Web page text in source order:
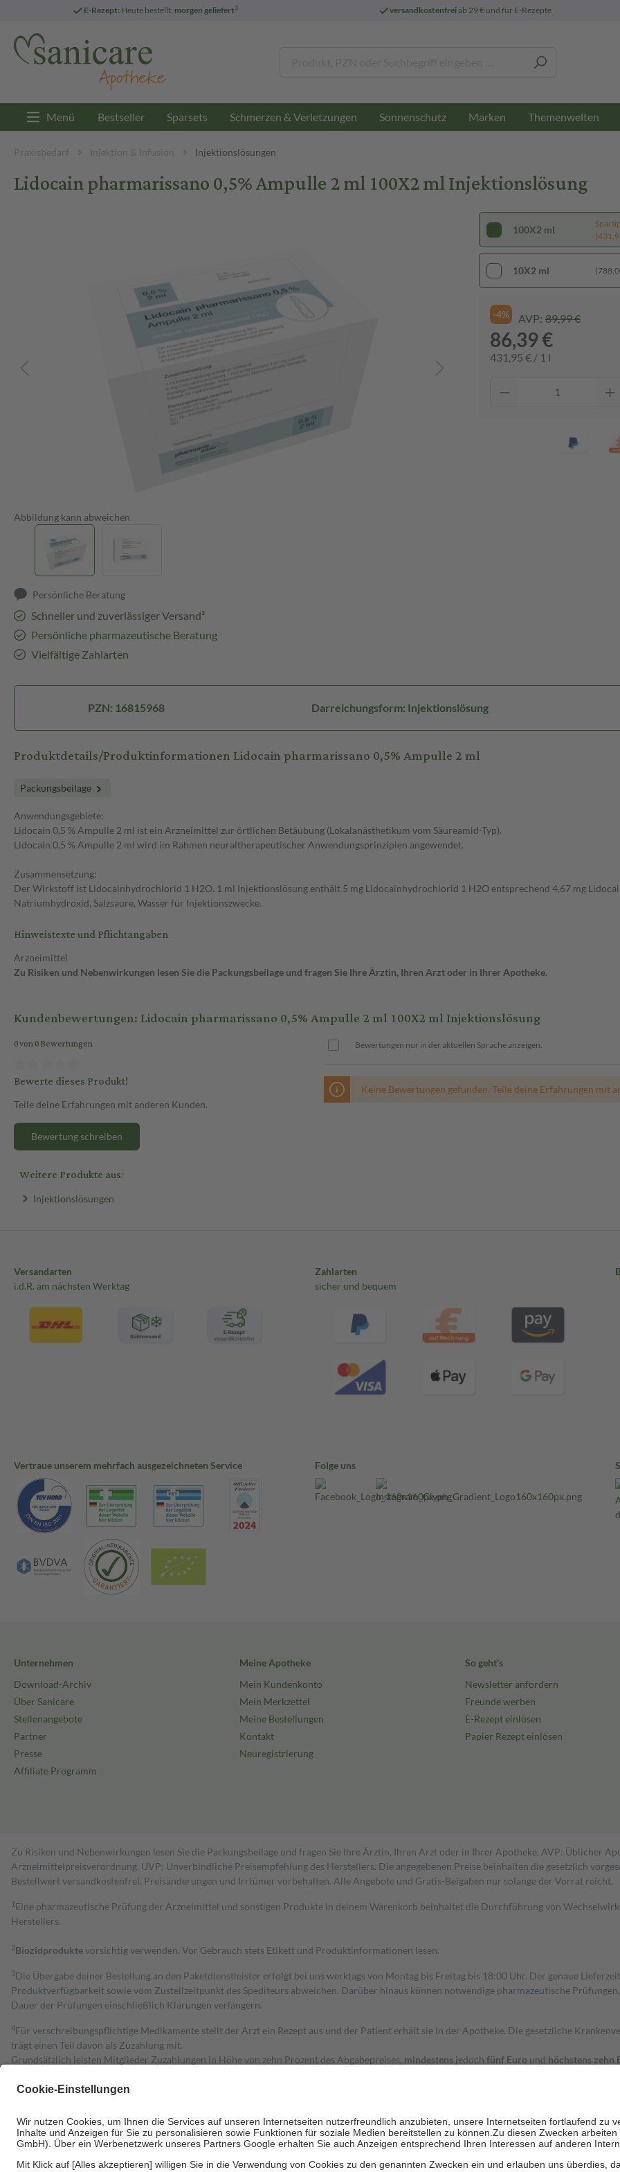
E-Rezept: Heute bestellt, morgen geliefert3 versandkostenfreiab 29 € und für E-Rezepte
Menü Bestseller Sparsets Schmerzen & Verletzungen Sonnenschutz Marken Themenwelten
Praxisbedarf Injektion & Infusion Injektionslösungen
Lidocain pharmarissano 0,5% Ampulle 2 ml 100X2 ml Injektionslösung
Abbildung kann abweichen
Persönliche Beratung
Schneller und zuverlässiger Versand³
Persönliche pharmazeutische Beratung
Vielfältige Zahlarten
100X2 ml
10X2 ml
-4% AVP: 89,99 €
86,39 €
431,95 € / 1 l
PZN: 16815968 Darreichungsform: Injektionslösung
Produktdetails/Produktinformationen Lidocain pharmarissano 0,5% Ampulle 2 ml
Packungsbeilage
Anwendungsgebiete:
Lidocain 0,5 % Ampulle 2 ml ist ein Arzneimittel zur örtlichen Betäubung (Lokalanästhetikum vom Säureamid-Typ).
Lidocain 0,5 % Ampulle 2 ml wird im Rahmen neuraltherapeutischer Anwendungsprinzipien angewendet.
Zusammensetzung:
Der Wirkstoff ist Lidocainhydrochlorid 1 H2O. 1 ml Injektionslösung enthält 5 mg Lidocainhydrochlorid 1 H2O entsprechend 4,67 mg
Natriumhydroxid, Salzsäure, Wasser für Injektionszwecke.
Hinweistexte und Pflichtangaben
Arzneimittel
Zu Risiken und Nebenwirkungen lesen Sie die Packungsbeilage und fragen Sie Ihre Ärztin, Ihren Arzt oder in Ihrer Apotheke.
Kundenbewertungen: Lidocain pharmarissano 0,5% Ampulle 2 ml 100X2 ml Injektionslösung
0 von 0 Bewertungen
Bewerte dieses Produkt!
Teile deine Erfahrungen mit anderen Kunden.
Bewertung schreiben
Bewertungen nur in der aktuellen Sprache anzeigen.
Keine Bewertungen gefunden. Teile deine Erfahrungen mit
Weitere Produkte aus:
Injektionslösungen
Versandarten
i.d.R. am nächsten Werktag
Zahlarten
sicher und bequem
Vertraue unserem mehrfach ausgezeichneten Service Folge uns
Unternehmen
Download-Archiv
Über Sanicare
Stellenangebote
Partner
Presse
Affiliate Programm
Meine Apotheke
Mein Kundenkonto
Mein Merkzettel
Meine Bestellungen
Kontakt
Neuregistrierung
So geht's
Newsletter anfordern
Freunde werben
E-Rezept einlösen
Papier Rezept einlösen
Zu Risiken und Nebenwirkungen lesen Sie die Packungsbeilage und fragen Sie Ihre Ärztin, Ihren Arzt oder in Ihrer Apotheke. AVP: Üblicher
Arzneimittelpreisverordnung. UVP: Unverbindliche Preisempfehlung des Herstellers. Die angegebenen Preise beinhalten die gesetzlich
Bestell­wert versand­kosten­frei. Preisänderungen und Irrtümer vorbehalten. Alle Angebote und Gratis-Beigaben nur solange der Vorrat reicht.
1 Eine pharmazeutische Prüfung der Arzneimittel und sonstigen Produkte in deinem Warenkorb beinhaltet die Durchführung von
Herstellers.
2Biozidproduktevorsichtig verwenden. Vor Gebrauch stets Etikett und Produktinformationen lesen.
3Die Übergabe deiner Bestellung an den Paketdienstleister erfolgt bei uns werktags von Montag bis Freitag bis 18:00 Uhr. Der genaue
Produktverfügbarkeit sowie vom Zustellzeitpunkt des Spediteurs abweichen. Darüber hinaus können notwendige pharmazeutische
Dauer der Prüfungen einschließlich Klärungen verlängern.
4Für verschreibungspflichtige Medikamente stellt der Arzt ein Rezept aus und der Patient erhält sie in der Apotheke. Die gesetzliche
trägt einen Teil davon als Zuzahlung mit.
Grundsätzlich leisten Mitglieder Zuzahlungen in Höhe von zehn Prozent des Abgabepreises, mindestens jedoch fünf Euro und höchstens zehn
Diese Regeln gelten grundsätzlich auch für Online-Apotheken.
Um das Engagement der Versicherten für ihre eigene Gesundheit zu stärken und die besondere Stellung der Familie zu unterstützen, fallen
• Kindern und Jugendlichen bis zum vollendeten 18. Lebensjahr mit Ausnahme der Fahrkosten
• Untersuchungen zur Vorsorge und Früherkennung, die von der GKV getragen werden
• empfohlenen Schutzimpfungen